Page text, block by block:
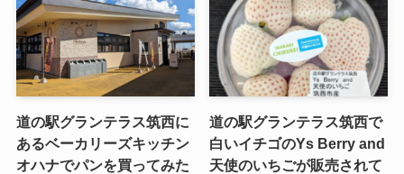
道の駅グランテラス筑西に
あるベーカリーズキッチン
オハナでパンを買ってみた
道の駅グランテラス筑西で
白いイチゴのYs Berry and
天使のいちごが販売されて